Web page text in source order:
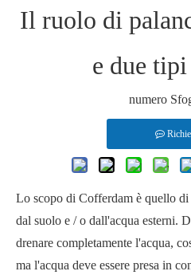
Il ruolo di
e due
numero
Lo scopo di Cofferdam è quello
dal suolo e / o dall'acqua esterni.
drenare completamente l'acqua,
ma l'acqua deve essere presa in